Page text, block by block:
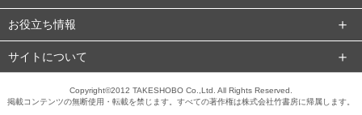
お役立ち情報
サイトについて
Copyright©2012 TAKESHOBO Co.,Ltd. All Rights Reserved.
掲載コンテンツの無断使用・転載を禁じます。すべての著作権は株式会社竹書房に帰属します。